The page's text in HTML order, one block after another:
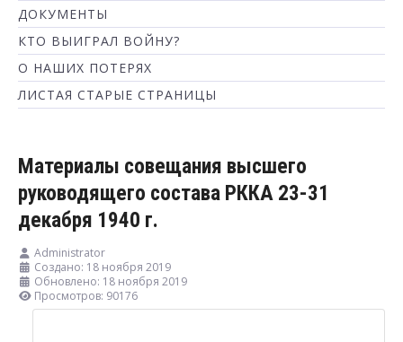
ДОКУМЕНТЫ
КТО ВЫИГРАЛ ВОЙНУ?
О НАШИХ ПОТЕРЯХ
ЛИСТАЯ СТАРЫЕ СТРАНИЦЫ
Материалы совещания высшего
руководящего состава РККА 23-31
декабря 1940 г.
Administrator
Создано: 18 ноября 2019
Обновлено: 18 ноября 2019
Просмотров: 90176